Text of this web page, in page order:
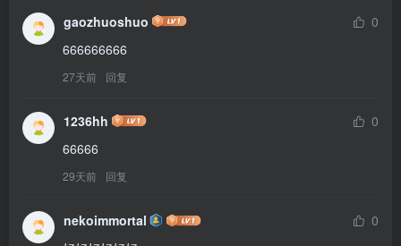
gaozhuoshuo
0
666666666
27天前 回复
1236hh
0
66666
29天前 回复
nekoimmortal
0